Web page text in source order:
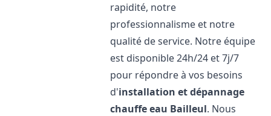
rapidité, notre
professionnalisme et notre
qualité de service. Notre équipe
est disponible 24h/24 et 7j/7
pour répondre à vos besoins
d'installation et dépannage
chauffe eau Bailleul. Nous